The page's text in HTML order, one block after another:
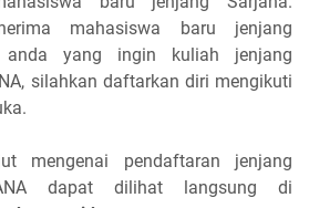
mahasiswa baru jenjang
anda yang ingin kuliah jenjang
silahkan daftarkan diri mengikuti
mengenai pendaftaran jenjang
dapat dilihat langsung di